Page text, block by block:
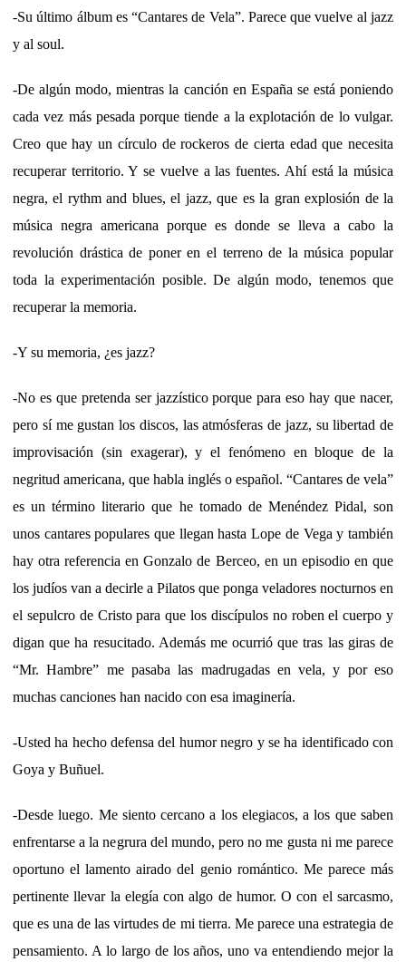
-Su último álbum es “Cantares de Vela”. Parece que vuelve al jazz
y al soul.
-De algún modo, mientras la canción en España se está poniendo
cada vez más pesada porque tiende a la explotación de lo vulgar.
Creo que hay un círculo de rockeros de cierta edad que necesita
recuperar territorio. Y se vuelve a las fuentes. Ahí está la música
negra, el rythm and blues, el jazz, que es la gran explosión de la
música negra americana porque es donde se lleva a cabo la
revolución drástica de poner en el terreno de la música popular
toda la experimentación posible. De algún modo, tenemos que
recuperar la memoria.
-Y su memoria, ¿es jazz?
-No es que pretenda ser jazzístico porque para eso hay que nacer,
pero sí me gustan los discos, las atmósferas de jazz, su libertad de
improvisación (sin exagerar), y el fenómeno en bloque de la
negritud americana, que habla inglés o español. “Cantares de vela”
es un término literario que he tomado de Menéndez Pidal, son
unos cantares populares que llegan hasta Lope de Vega y también
hay otra referencia en Gonzalo de Berceo, en un episodio en que
los judíos van a decirle a Pilatos que ponga veladores nocturnos en
el sepulcro de Cristo para que los discípulos no roben el cuerpo y
digan que ha resucitado. Además me ocurrió que tras las giras de
“Mr. Hambre” me pasaba las madrugadas en vela, y por eso
muchas canciones han nacido con esa imaginería.
-Usted ha hecho defensa del humor negro y se ha identificado con
Goya y Buñuel.
-Desde luego. Me siento cercano a los elegiacos, a los que saben
enfrentarse a la negrura del mundo, pero no me gusta ni me parece
oportuno el lamento airado del genio romántico. Me parece más
pertinente llevar la elegía con algo de humor. O con el sarcasmo,
que es una de las virtudes de mi tierra. Me parece una estrategia de
pensamiento. A lo largo de los años, uno va entendiendo mejor la